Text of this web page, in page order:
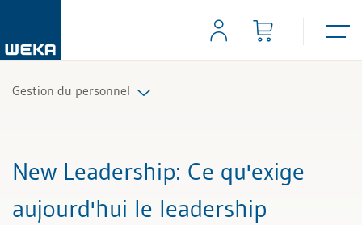
Gestion du personnel
New Leadership: Ce qu'exige
aujourd'hui le leadership